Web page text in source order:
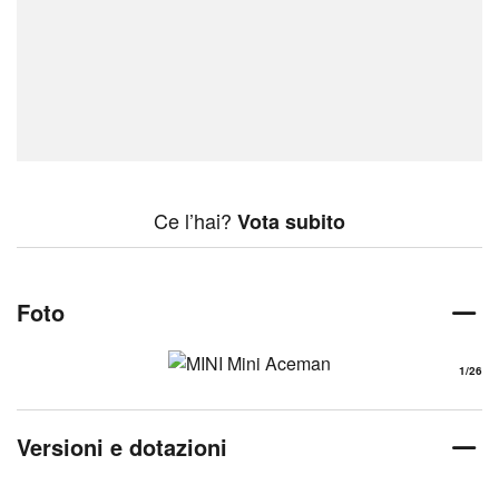
Ce l’hai? Vota subito
Foto
1/26
Versioni e dotazioni